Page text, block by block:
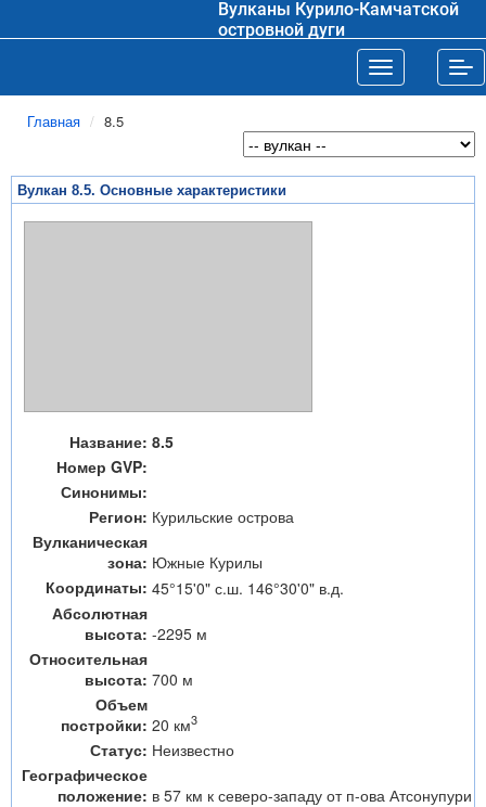
Вулканы Курило-Камчатской
островной дуги
Toggle
Главная 8.5
Вулкан 8.5. Основные характеристики
Название: 8.5
Номер GVP:
Синонимы:
Регион: Курильские острова
Вулканическая
зона: Южные Курилы
Координаты: 45°15'0" с.ш. 146°30'0" в.д.
Абсолютная
высота: -2295 м
Относительная
высота: 700 м
Объем
постройки: 20 км3
Статус: Неизвестно
Географическое
положение: в 57 км к северо-западу от п-ова Атсонупури